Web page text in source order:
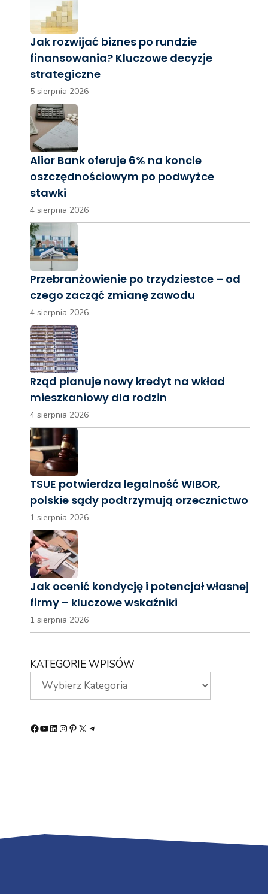
Jak rozwijać biznes po rundzie
finansowania? Kluczowe decyzje
strategiczne
5 sierpnia 2026
Alior Bank oferuje 6% na koncie
oszczędnościowym po podwyżce
stawki
4 sierpnia 2026
Przebranżowienie po trzydziestce – od
czego zacząć zmianę zawodu
4 sierpnia 2026
Rząd planuje nowy kredyt na wkład
mieszkaniowy dla rodzin
4 sierpnia 2026
TSUE potwierdza legalność WIBOR,
polskie sądy podtrzymują orzecznictwo
1 sierpnia 2026
Jak ocenić kondycję i potencjał własnej
firmy – kluczowe wskaźniki
1 sierpnia 2026
KATEGORIE WPISÓW
Facebook
YouTube
LinkedIn
Instagram
Pinterest
X Telegram